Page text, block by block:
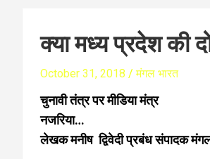
क्या मध्य प्रदेश की
October 31, 2018 मंगल भारत
चुनावी तंत्र पर मीडिया मंत्र
नजरिया…
लेखक मनीष द्विवेदी प्रबंध संपादक मंगल